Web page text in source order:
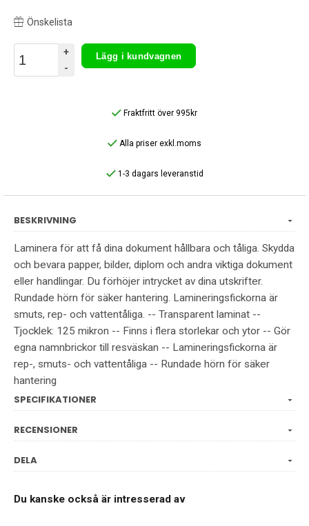
Önskelista
+
-
Lägg i kundvagnen
Fraktfritt över 995kr
Alla priser exkl.moms
1-3 dagars leveranstid
BESKRIVNING
Laminera för att få dina dokument hållbara och tåliga. Skydda
och bevara papper, bilder, diplom och andra viktiga dokument
eller handlingar. Du förhöjer intrycket av dina utskrifter.
Rundade hörn för säker hantering. Lamineringsfickorna är
smuts, rep- och vattentåliga. -- Transparent laminat --
Tjocklek: 125 mikron -- Finns i flera storlekar och ytor -- Gör
egna namnbrickor till resväskan -- Lamineringsfickorna är
rep-, smuts- och vattentåliga -- Rundade hörn för säker
hantering
SPECIFIKATIONER
RECENSIONER
DELA
Du kanske också är intresserad av